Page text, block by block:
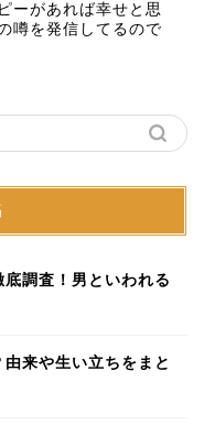
ーがあれば幸せと思
噂を発信してるので
調査！男といわれる
来や生い立ちをまと